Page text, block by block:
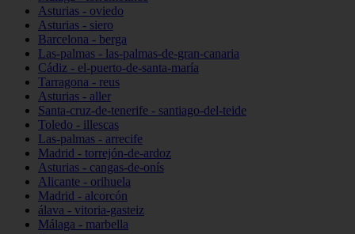
Asturias - oviedo
Asturias - siero
Barcelona - berga
Las-palmas - las-palmas-de-gran-canaria
Cádiz - el-puerto-de-santa-maría
Tarragona - reus
Asturias - aller
Santa-cruz-de-tenerife - santiago-del-teide
Toledo - illescas
Las-palmas - arrecife
Madrid - torrejón-de-ardoz
Asturias - cangas-de-onís
Alicante - orihuela
Madrid - alcorcón
álava - vitoria-gasteiz
Málaga - marbella